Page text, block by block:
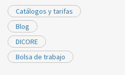
Catálogos y tarifas
Blog
DICORE
Bolsa de trabajo